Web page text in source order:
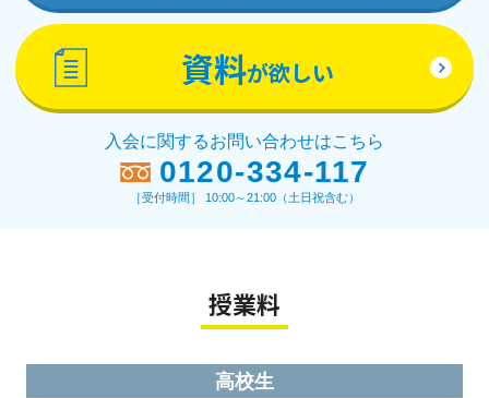
資料が欲しい
入会に関するお問い合わせはこちら
0120-334-117
［受付時間］ 10:00～21:00（土日祝含む）
授業料
高校生